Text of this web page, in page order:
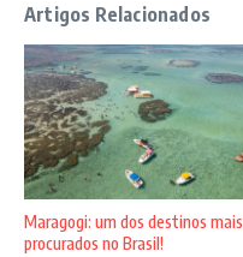
Artigos Relacionados
Maragogi: um dos destinos mais
procurados no Brasil!